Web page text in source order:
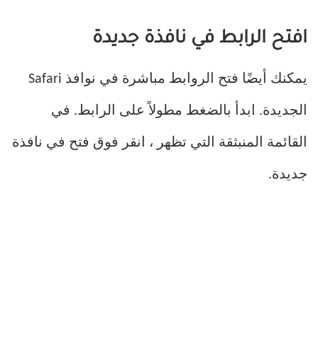
افتح الرابط في نافذة جديدة
يمكنك أيضًا فتح الروابط مباشرة في نوافذ Safari
الجديدة. ابدأ بالضغط مطولاً على الرابط. في
القائمة المنبثقة التي تظهر ، انقر فوق فتح في نافذة
جديدة.